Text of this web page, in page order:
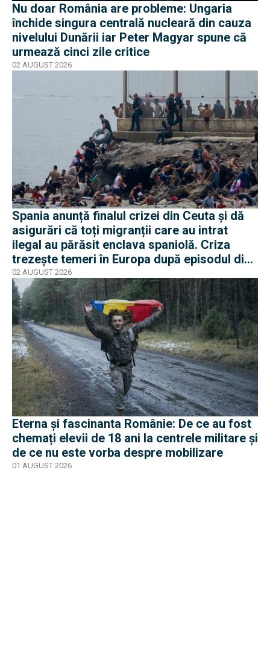
Nu doar România are probleme: Ungaria
închide singura centrală nucleară din cauza
nivelului Dunării iar Peter Magyar spune că
urmează cinci zile critice
02 AUGUST 2026
Spania anunță finalul crizei din Ceuta și dă
asigurări că toți migranții care au intrat
ilegal au părăsit enclava spaniolă. Criza
trezește temeri în Europa după episodul din
2015
02 AUGUST 2026
Eterna și fascinanta Românie: De ce au fost
chemați elevii de 18 ani la centrele militare și
de ce nu este vorba despre mobilizare
01 AUGUST 2026